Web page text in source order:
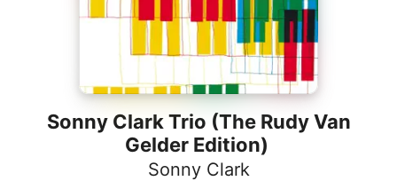
Sonny Clark Trio (The Rudy Van
Gelder Edition)
Sonny Clark